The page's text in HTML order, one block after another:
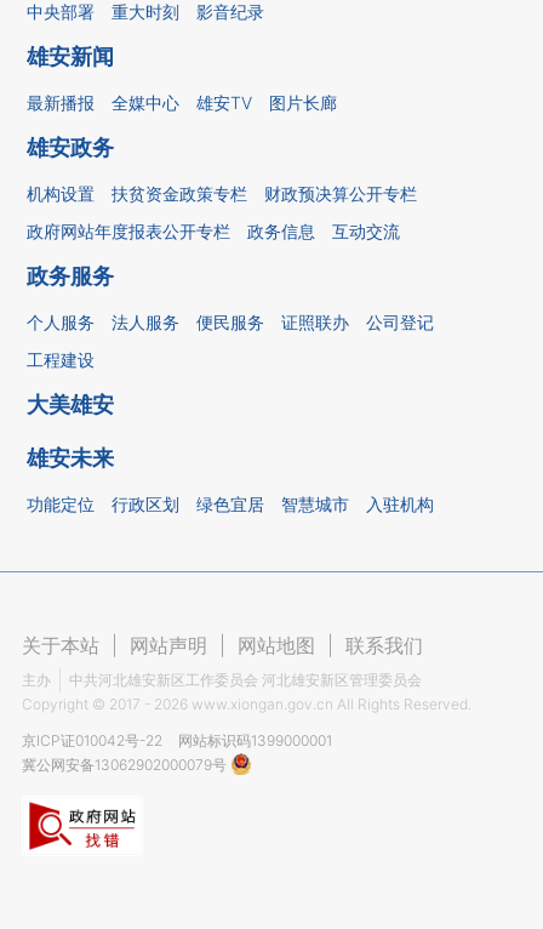
中央部署 重大时刻 影音纪录
雄安新闻
最新播报 全媒中心 雄安TV 图片长廊
雄安政务
机构设置 扶贫资金政策专栏
财政预决算公开专栏
政府网站年度报表公开专栏
政务信息 互动交流
政务服务
个人服务 法人服务 便民服务 证照联办
公司登记
工程建设
大美雄安
雄安未来
功能定位 行政区划 绿色宜居 智慧城市 入驻机构
关于本站 网站声明 网站地图 联系我们
主办
中共河北雄安新区工作委员会 河北雄安新区管理委员会
Copyright © 2017 - 2026 www.xiongan.gov.cn All Rights Reserved.
京ICP证010042号-22
网站标识码1399000001
冀公网安备13062902000079号